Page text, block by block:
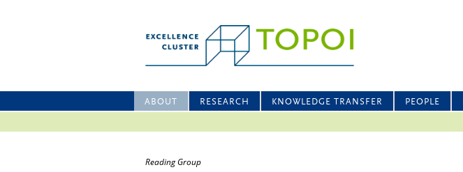
ABOUT RESEARCH KNOWLEDGE TRANSFER PEOPLE
Reading Group